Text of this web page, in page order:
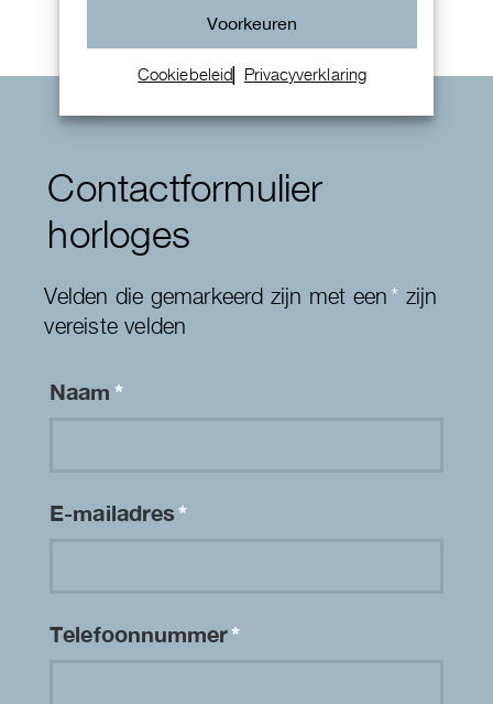
Voorkeuren
Cookiebeleid Privacyverklaring
Contactformulier
horloges
Velden die gemarkeerd zijn met een* zijn
vereiste velden
Naam*
E-mailadres*
Telefoonnummer*